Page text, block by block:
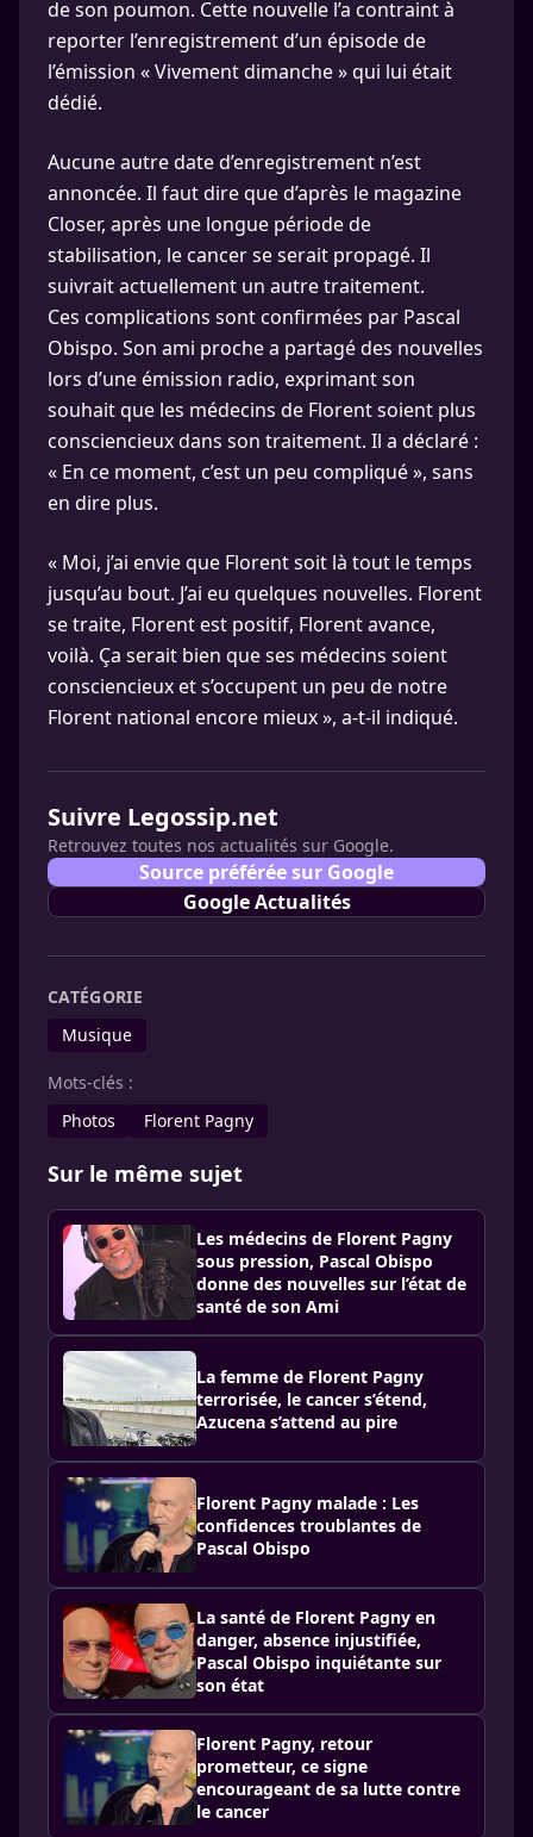
de son poumon. Cette nouvelle l’a contraint à
reporter l’enregistrement d’un épisode de
l’émission « Vivement dimanche » qui lui était
dédié.
Aucune autre date d’enregistrement n’est
annoncée. Il faut dire que d’après le magazine
Closer, après une longue période de
stabilisation, le cancer se serait propagé. Il
suivrait actuellement un autre traitement.
Ces complications sont confirmées par Pascal
Obispo. Son ami proche a partagé des nouvelles
lors d’une émission radio, exprimant son
souhait que les médecins de Florent soient plus
consciencieux dans son traitement. Il a déclaré :
« En ce moment, c’est un peu compliqué », sans
en dire plus.
« Moi, j’ai envie que Florent soit là tout le temps
jusqu’au bout. J’ai eu quelques nouvelles. Florent
se traite, Florent est positif, Florent avance,
voilà. Ça serait bien que ses médecins soient
consciencieux et s’occupent un peu de notre
Florent national encore mieux », a-t-il indiqué.
Suivre Legossip.net
Retrouvez toutes nos actualités sur Google.
Source préférée sur Google
Google Actualités
CATÉGORIE
Musique
Mots-clés :
Photos
Florent Pagny
Sur le même sujet
Les médecins de Florent Pagny
sous pression, Pascal Obispo
donne des nouvelles sur l’état de
santé de son Ami
La femme de Florent Pagny
terrorisée, le cancer s’étend,
Azucena s’attend au pire
Florent Pagny malade : Les
confidences troublantes de
Pascal Obispo
La santé de Florent Pagny en
danger, absence injustifiée,
Pascal Obispo inquiétante sur
son état
Florent Pagny, retour
prometteur, ce signe
encourageant de sa lutte contre
le cancer